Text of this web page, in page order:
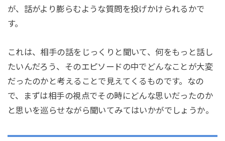
が、話がより膨らむような質問を投げかけられるかで
す。
これは、相手の話をじっくりと聞いて、何をもっと話し
たいんだろう、そのエピソードの中でどんなことが大変
だったのかと考えることで見えてくるものです。なの
で、まずは相手の視点でその時にどんな思いだったのか
と思いを巡らせながら聞いてみてはいかがでしょうか。